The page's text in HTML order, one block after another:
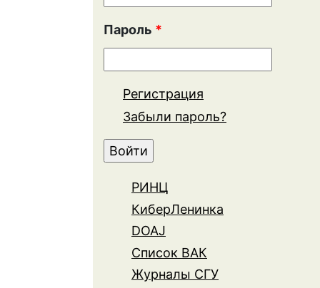
Пароль *
Регистрация
Забыли пароль?
РИНЦ
КиберЛенинка
DOAJ
Список ВАК
Журналы СГУ